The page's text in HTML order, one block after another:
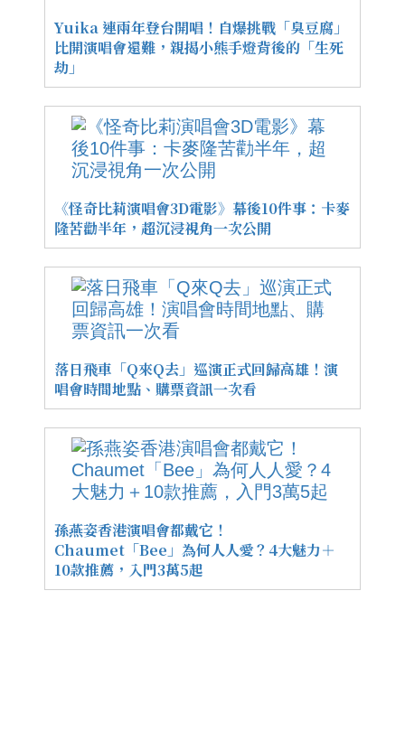
Yuika 連兩年登台開唱！自爆挑戰「臭豆腐」
比開演唱會還難，親揭小熊手燈背後的「生死
劫」
《怪奇比莉演唱會3D電影》幕後10件事：卡麥
隆苦勸半年，超沉浸視角一次公開
落日飛車「Q來Q去」巡演正式回歸高雄！演
唱會時間地點、購票資訊一次看
孫燕姿香港演唱會都戴它！
Chaumet「Bee」為何人人愛？4大魅力＋
10款推薦，入門3萬5起